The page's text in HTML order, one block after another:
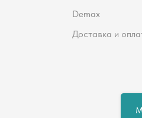
Demax
Доставка и